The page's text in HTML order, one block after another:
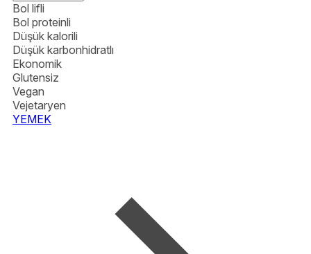
Bol lifli
Bol proteinli
Düşük kalorili
Düşük karbonhidratlı
Ekonomik
Glutensiz
Vegan
Vejetaryen
YEMEK